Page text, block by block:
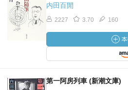
内田百閒
2227 3.70 160
第一阿房列車 (新潮文庫)